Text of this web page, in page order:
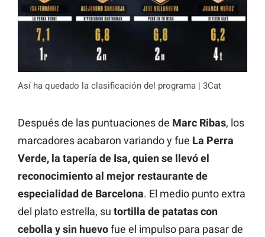
Así ha quedado la clasificación del programa | 3Cat
Después de las puntuaciones de Marc Ribas, los
marcadores acabaron variando y fue La Perra
Verde, la tapería de Isa, quien se llevó el
reconocimiento al mejor restaurante de
especialidad de Barcelona. El medio punto extra
del plato estrella, su tortilla de patatas con
cebolla y sin huevofue el impulso para pasar de